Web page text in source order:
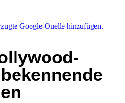
Google-Quelle hinzufügen.